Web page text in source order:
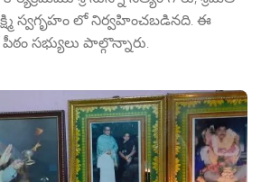
స్వగృహం లో నిర్వహించబడినది. ఈ
సభ్యులు పాల్గొన్నారు.